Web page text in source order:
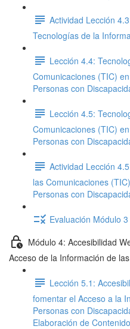
Actividad Lección
Tecnologías de la
Lección 4.4:
Comunicaciones (TIC)
Personas con
Lección 4.5:
Comunicaciones (TIC)
Personas con
Actividad Lección
las Comunicaciones
Personas con
Evaluación Módulo 3
Módulo 4: Accesibilidad
Acceso de la Información de
Lección 5.1:
fomentar el Acceso a la
Personas con
Elaboración de